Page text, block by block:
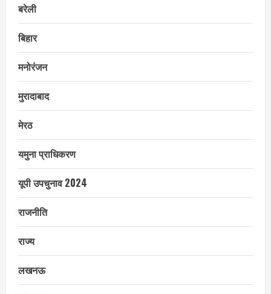
बरेली
बिहार
मनोरंजन
मुरादाबाद
मेरठ
यमुना प्राधिकरण
यूपी उपचुनाव 2024
राजनीति
राज्य
लखनऊ